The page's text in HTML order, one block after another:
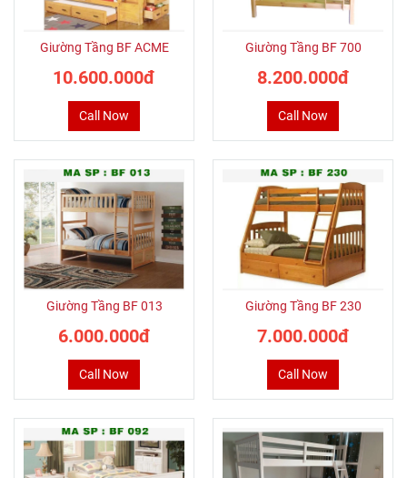
Giường Tầng BF ACME
10.600.000đ
Call Now
Giường Tầng BF 700
8.200.000đ
Call Now
Giường Tầng BF 013
6.000.000đ
Call Now
Giường Tầng BF 230
7.000.000đ
Call Now